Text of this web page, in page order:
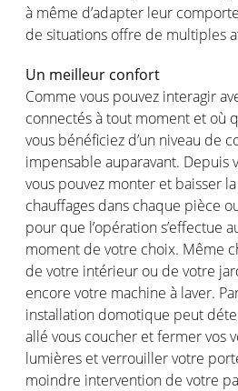
à même d’adapter leur
de situations offre de multiples
Un meilleur confort
Comme vous pouvez interagir
connectésà tout moment et où
vous bénéficiez d’un niveau de
impensable auparavant. Depuis
vous pouvez monter et baisser la
chauffages dans chaque pièce
pour que l’opérations’effectue
moment de votre choix. Même
de votre intérieur ou de votre
encore votre machine à laver.
installation domotique peut
allé vous coucher etfermervos
lumières etverrouillervotre
moindre intervention de votre